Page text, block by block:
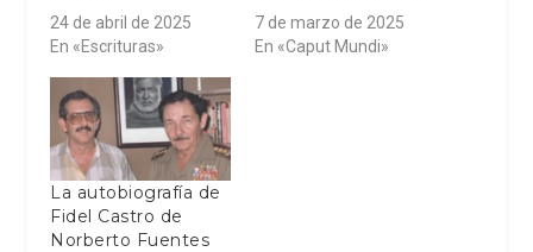
24 de abril de 2025
En «Escrituras»
7 de marzo de 2025
En «Caput Mundi»
La autobiografía de
Fidel Castro de
Norberto Fuentes